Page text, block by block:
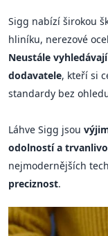
Sigg nabízí širokou
hliníku, nerezové
Neustále
dodavatele, kteří si
standardy bez
Láhve Sigg jsou
odolností a
nejmodernějších
preciznost.